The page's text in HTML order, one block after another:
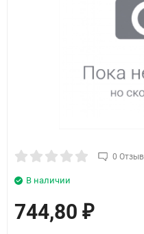
0
В наличии
744,80 ₽